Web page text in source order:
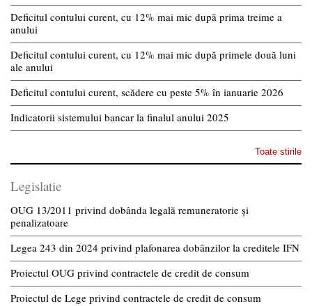
Deficitul contului curent, cu 12% mai mic după prima treime a
anului
Deficitul contului curent, cu 12% mai mic după primele două luni
ale anului
Deficitul contului curent, scădere cu peste 5% în ianuarie 2026
Indicatorii sistemului bancar la finalul anului 2025
Toate stirile
Legislatie
OUG 13/2011 privind dobânda legală remuneratorie și
penalizatoare
Legea 243 din 2024 privind plafonarea dobânzilor la creditele IFN
Proiectul OUG privind contractele de credit de consum
Proiectul de Lege privind contractele de credit de consum